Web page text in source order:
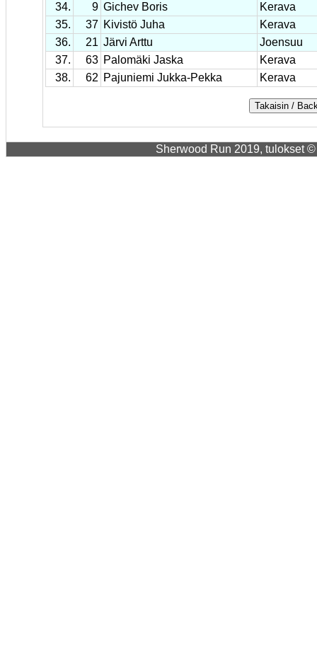
34.
9 Gichev Boris
Kerava
35.
37 Kivistö Juha
Kerava
36.
21 Järvi Arttu
Joensuu
37.
63 Palomäki Jaska
Kerava
38.
62 Pajuniemi Jukka-Pekka Kerava
Sherwood Run 2019, tulokset